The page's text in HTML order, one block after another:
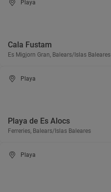
Playa
Cala Fustam
Es Migjorn Gran, Balears/Islas Baleares
Playa
Playa de Es Alocs
Ferreries, Balears/Islas Baleares
Playa